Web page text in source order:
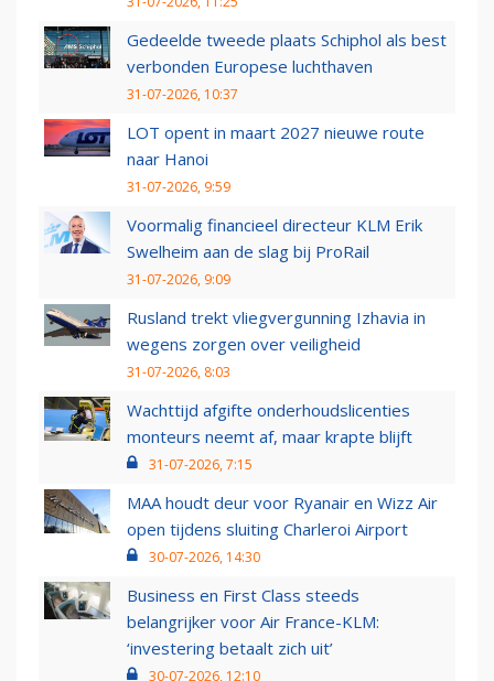
Gedeelde tweede plaats Schiphol als best
verbonden Europese luchthaven
31-07-2026, 10:37
LOT opent in maart 2027 nieuwe route
naar Hanoi
31-07-2026, 9:59
Voormalig financieel directeur KLM Erik
Swelheim aan de slag bij ProRail
31-07-2026, 9:09
Rusland trekt vliegvergunning Izhavia in
wegens zorgen over veiligheid
31-07-2026, 8:03
Wachttijd afgifte onderhoudslicenties
monteurs neemt af, maar krapte blijft
31-07-2026, 7:15
MAA houdt deur voor Ryanair en Wizz Air
open tijdens sluiting Charleroi Airport
30-07-2026, 14:30
Business en First Class steeds
belangrijker voor Air France-KLM:
‘investering betaalt zich uit’
30-07-2026, 12:10